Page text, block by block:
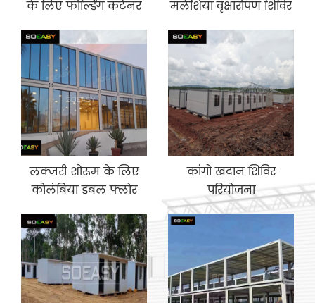
के लिए फोल्डिंग कंटेनर
मलेशिया वृक्षारोपण शिविर
लक्जरी शोरूम के लिए
कोलंबिया डबल फ्लोर
के लिए चीन निर्माता
कांगो खदान शिविर
परियोजना